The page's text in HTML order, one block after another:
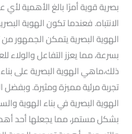
بصرية قوية أمرًا بالغ الأهمية
الانتباه. فعندما تكون الهوية
الهوية البصرية يتمكن الجمهور
بسرعة، مما يعزز التفاعل والولاء
ذلك،ماهي الهوية البصرية على
تجربة مرئية مميزة ومثيرة. وبفضل
الهوية البصرية في بناء الهوية
بشكل مستمر، مما يجعلها أحد